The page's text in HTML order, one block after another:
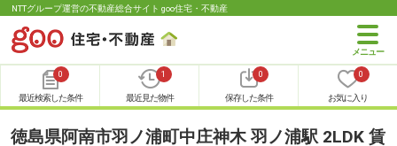
NTTグループ運営の不動産総合サイト goo住宅・不動産
0
最近検索した条件
1
最近見た物件
0
保存した条件
0
お気に入り
徳島県阿南市羽ノ浦町中庄神木 羽ノ浦駅 2LDK 賃